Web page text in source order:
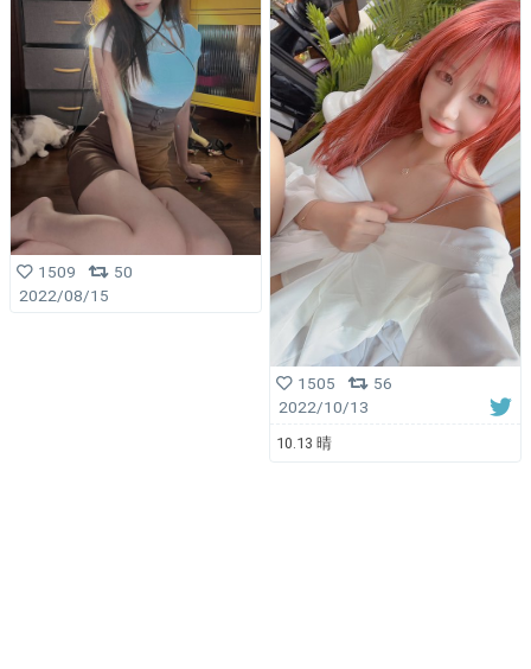
1509
50
2022/08/15
1505
56
2022/10/13
10.13 晴